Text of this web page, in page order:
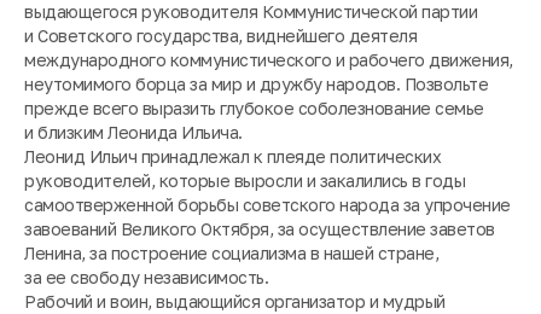
выдающегося руководителя Коммунистической партии
и Советского государства, виднейшего деятеля
международного коммунистического и рабочего движения,
неутомимого борца за мир и дружбу народов. Позвольте
прежде всего выразить глубокое соболезнование семье
и близким Леонида Ильича.
Леонид Ильич принадлежал к плеяде политических
руководителей, которые выросли и закалились в годы
самоотверженной борьбы советского народа за упрочение
завоеваний Великого Октября, за осуществление заветов
Ленина, за построение социализма в нашей стране,
за ее свободу независимость.
Рабочий и воин, выдающийся организатор и мудрый